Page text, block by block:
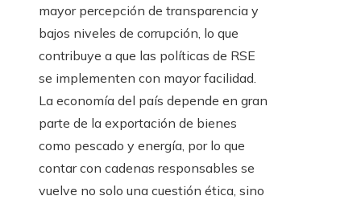
mayor percepción de transparencia y
bajos niveles de corrupción, lo que
contribuye a que las políticas de RSE
se implementen con mayor facilidad.
La economía del país depende en gran
parte de la exportación de bienes
como pescado y energía, por lo que
contar con cadenas responsables se
vuelve no solo una cuestión ética, sino